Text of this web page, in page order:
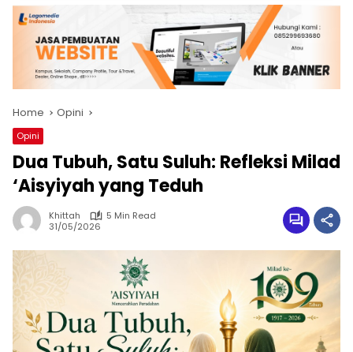
Home Opini
Opini
Dua Tubuh, Satu Suluh: Refleksi Milad
‘Aisyiyah yang Teduh
Khittah
5 Min Read
31/05/2026